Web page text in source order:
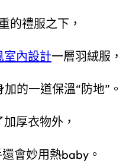
的禮服之下，
室內設計一層羽絨服，
的一道保溫“防地”。
加厚衣物外，
會妙用熱baby。